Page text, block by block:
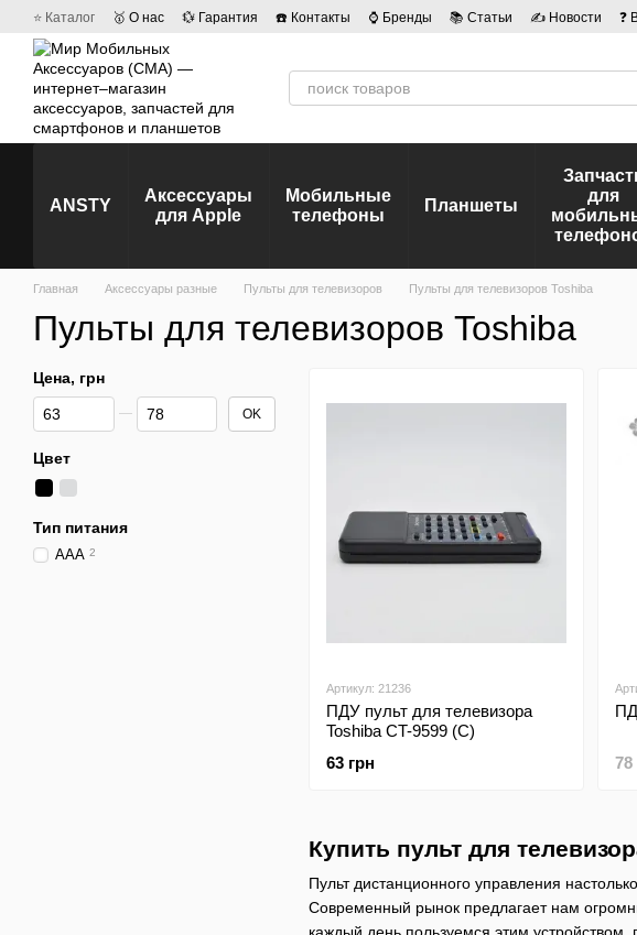
Перейти к основному контенту
⭐ Каталог 🥇 О нас 💱 Гарантия ☎️ Контакты ⌚ Бренды 📚 Статьи ✍ Новости ❓
ANSTY
Аксессуары
для Apple
Мобильные
телефоны
Планшеты
для
Главная Аксессуары разные Пульты для телевизоров Пульты для телевизоров Toshiba
Пульты для телевизоров Toshiba
Купить пульт для
Пульт дистанционного управления
Современный рынок предлагает нам
Артикул: 21236
ПДУ пульт для телевизора
Toshiba CT-9599 (C)
63 грн
78
Цена, грн
От Цена, грн
До Цена, грн OK
Цвет
Тип питания
AAA 2